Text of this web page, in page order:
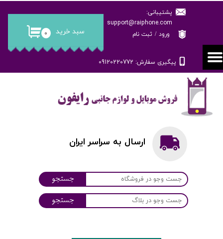
پشتیبانی:
support@raiphone.com
پیگیری سفارش: 09120220772
۰ سبد خرید ورود / ثبت نام
حساب کاربری من
تغییر گذر واژه
سفارشات
خروج از حساب کاربری
جستجو
جستجو
ارسال به سراسر ایران